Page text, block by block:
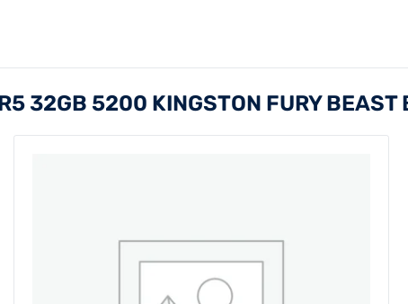
32GB 5200 KINGSTON FURY